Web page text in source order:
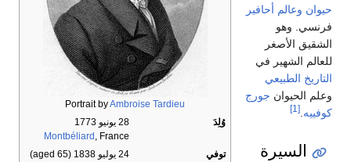
Portrait byAmbroise Tardieu
وُلِدَ
28 يونيو 1773
Montbéliard , France
توفي
24 يوليو 1838
(aged 65)
حيوان وعالم أحافير
فرنسي. وهو
الشقيق الأصغر
للعالم الشهير في
التاريخ الطبيعي
وعلم الحيوان جورج
كوفييه [1]
السيرة